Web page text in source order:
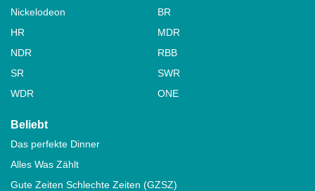
Nickelodeon
BR
HR
MDR
NDR
RBB
SR
SWR
WDR
ONE
Beliebt
Das perfekte Dinner
Alles Was Zählt
Gute Zeiten Schlechte Zeiten (GZSZ)